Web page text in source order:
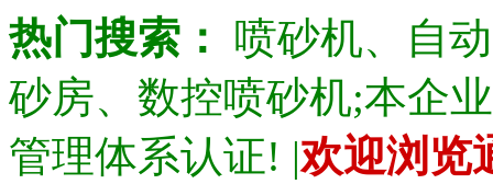
热门搜索：
喷砂机、自
砂房、数控喷砂机;本企
管理体系认证! |欢迎浏览